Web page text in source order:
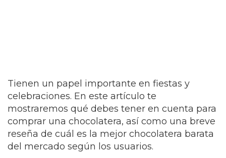
Tienen un papel importante en fiestas y
celebraciones. En este artículo te
mostraremos qué debes tener en cuenta para
comprar una chocolatera, así como una breve
reseña de cuál es la mejor chocolatera barata
del mercado según los usuarios.